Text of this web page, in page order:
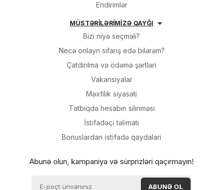
Endirimlər
MÜŞTƏRİLƏRİMİZƏ QAYĞI
Bizi niyə seçməli?
Necə onlayn sifariş edə bilərəm?
Çatdırılma və ödəmə şərtləri
Vakansiyalar
Məxfilik siyasəti
Tətbiqdə hesabın silinməsi
İsti̇fadəçi̇ təli̇mati
Bonuslardan i̇sti̇fadə qaydalari
Abunə olun, kampaniya və sürprizləri qaçırmayın!